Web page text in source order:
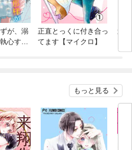
が、溺
心すぎ
正直とっくに付き合っ
てます【マイクロ】
週
もっと見る